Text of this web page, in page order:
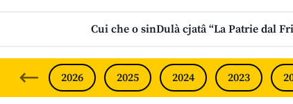
Cui che o sinDulà cjatâ “La Patrie dal
2026 2025 2024 2023